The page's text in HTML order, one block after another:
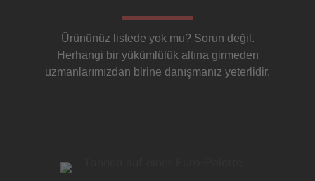
Ürününüz listede yok mu? Sorun değil.
Herhangi bir yükümlülük altına girmeden
uzmanlarımızdan birine danışmanız yeterlidir.